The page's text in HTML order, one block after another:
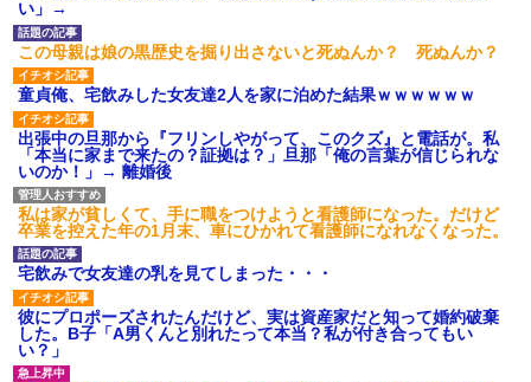
後続車にクラクションを鳴ら
され彼氏が逆切れ。「何クラク
ション鳴らしてんだ！降りてこ
いよ！」と怒鳴りだし...
【衝撃】報酬100万円超の治験
募集がこちらｗｗｗｗｗ(※画像
あり)
【ネット騒然】惨殺されたタ
ワマン頂き女子のこの動画、す
げえええええｗｗｗｗｗｗｗｗ
ｗｗｗ
【愕然】白のクラウン俺氏、
高速道路左車線を制限速度で走
った結果wwwwwwwwwwww
百年の恋12-899 食べた量を
張り合ってくる
【悲報】佐藤輝明・・・２軍
でも盛大にやらかす←あまり悲
しませないでくれ
い」→
この母親は娘の黒歴史を掘り出さないと死ぬんか？ 死ぬんか？
童貞俺、宅飲みした女友達2人を家に泊めた結果ｗｗｗｗｗｗ
出張中の旦那から『フリンしやがって、このクズ』と電話が。私
「本当に家まで来たの？証拠は？」旦那「俺の言葉が信じられな
いのか！」→ 離婚後
私は家が貧しくて、手に職をつけようと看護師になった。だけど
卒業を控えた年の1月末、車にひかれて看護師になれなくなった。
宅飲みで女友達の乳を見てしまった・・・
彼にプロポーズされたんだけど、実は資産家だと知って婚約破棄
した。B子「A男くんと別れたって本当？私が付き合ってもい
い？」